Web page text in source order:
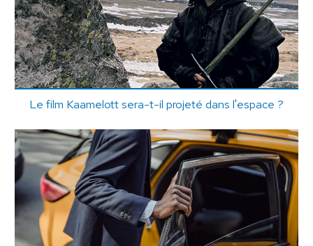
Le film Kaamelott sera-t-il projeté dans l'espace ?